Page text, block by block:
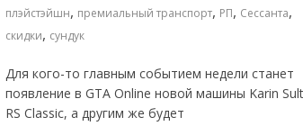
плэйстэйшн, премиальный транспорт, РП, Сессанта,
скидки, сундук
Для кого-то главным событием недели станет
появление в GTA Online новой машины Karin
RS Classic, а другим же будет